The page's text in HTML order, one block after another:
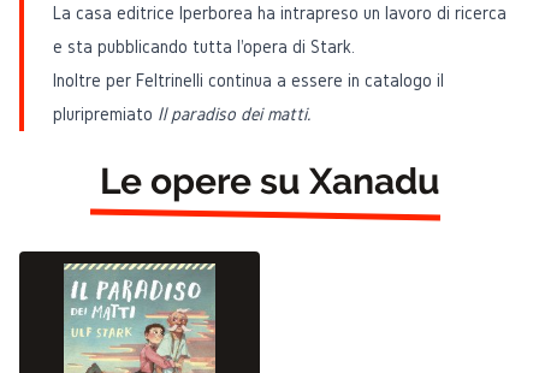
Le opere su Xanadu
La casa editrice Iperborea ha intrapreso un lavoro di ricerca
e sta pubblicando tutta l'opera di Stark.
Inoltre per Feltrinelli continua a essere in catalogo il
pluripremiato Il paradiso dei matti.